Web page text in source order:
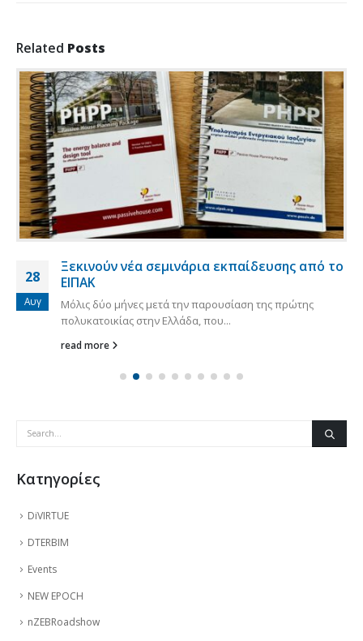
Related Posts
28
Αυγ
Ξεκινούν νέα σεμινάρια εκπαίδευσης από το
ΕΙΠΑΚ
Μόλις δύο μήνες μετά την παρουσίαση της πρώτης
πολυκατοικίας στην Ελλάδα, που...
read more
Kατηγορίες
DiVIRTUE
DTERBIM
Events
NEW EPOCH
nZEBRoadshow